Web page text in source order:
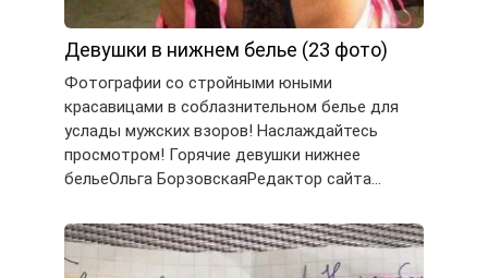
Девушки в нижнем белье (23 фото)
Фотографии со стройными юными
красавицами в соблазнительном белье для
услады мужских взоров! Наслаждайтесь
просмотром! Горячие девушки нижнее
бельеОльга БорзовскаяРедактор сайта…